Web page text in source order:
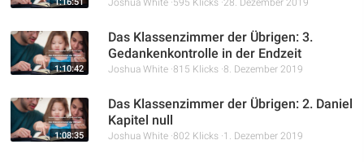
1:16:51 Joshua White 595 Klicks 28. Dezember 2019
1:10:42
Das Klassenzimmer der Übrigen: 3.
Gedankenkontrolle in der Endzeit
Joshua White 815 Klicks 8. Dezember 2019
1:08:35
Das Klassenzimmer der Übrigen: 2. Daniel
Kapitel null
Joshua White 802 Klicks 1. Dezember 2019